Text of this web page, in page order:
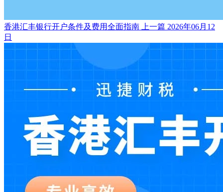
香港汇丰银行开户条件及费用全面指南 上一篇 2026年06月12
日